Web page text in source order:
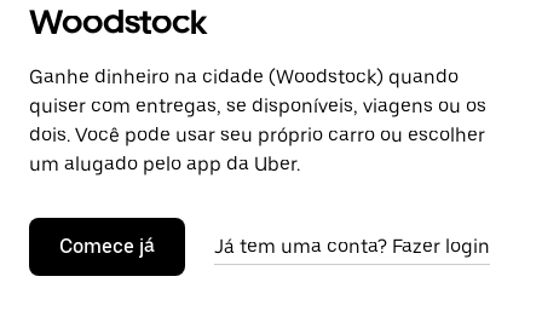
Woodstock
Ganhe dinheiro na cidade (Woodstock) quando
quiser com entregas, se disponíveis, viagens ou os
dois. Você pode usar seu próprio carro ou escolher
um alugado pelo app da Uber.
Comece já Já tem uma conta? Fazer login